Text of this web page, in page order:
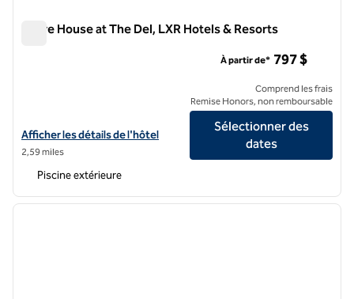
Shore House at The Del, LXR Hotels & Resorts
Afficher les détails de l'hôtel Shore House at The Del, LXR Hotels &
Afficher les détails de l'hôtel
2,59 miles
À partir de* 797 $
Comprend les frais
Remise Honors, non remboursable
Sélectionner des
dates
Piscine extérieure
1 sur 12